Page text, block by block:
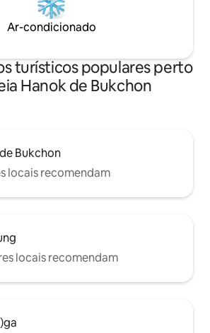
se a qualquer
do ponto de ônibus
essa hesitação é
dong, sua própria
Ar-condicionado
turísticos populares perto
Hanok de Bukchon
Bukchon
locais recomendam
locais recomendam